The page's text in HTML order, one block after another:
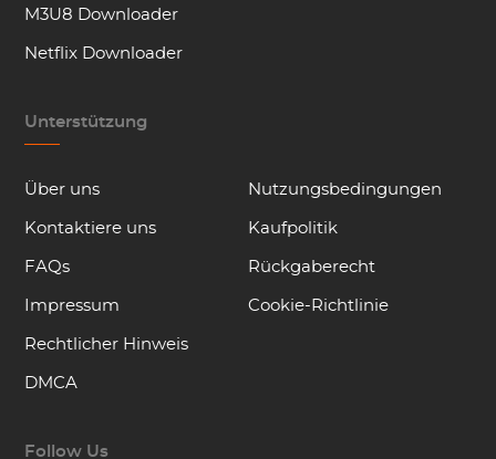
M3U8 Downloader
Netflix Downloader
Unterstützung
Über uns
Kontaktiere uns
FAQs
Impressum
Rechtlicher Hinweis
DMCA
Nutzungsbedingungen
Kaufpolitik
Rückgaberecht
Cookie-Richtlinie
Follow Us